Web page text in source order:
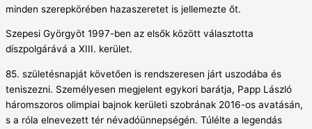
minden szerepkörében hazaszeretet is jellemezte őt.
Szepesi Györgyöt 1997-ben az elsők között választotta
díszpolgárává a XIII. kerület.
85. születésnapját követően is rendszeresen járt uszodába és
teniszezni. Személyesen megjelent egykori barátja, Papp László
háromszoros olimpiai bajnok kerületi szobrának 2016-os avatásán,
s a róla elnevezett tér névadóünnepségén. Túlélte a legendás